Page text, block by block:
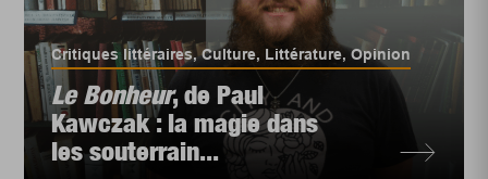
Critiques littéraires,Culture, Littérature,Opinion
Le Bonheur, de Paul
Kawczak : la magie dans
les souterrain...